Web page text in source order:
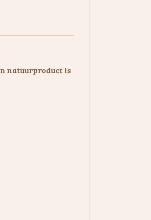
natuurproduct is